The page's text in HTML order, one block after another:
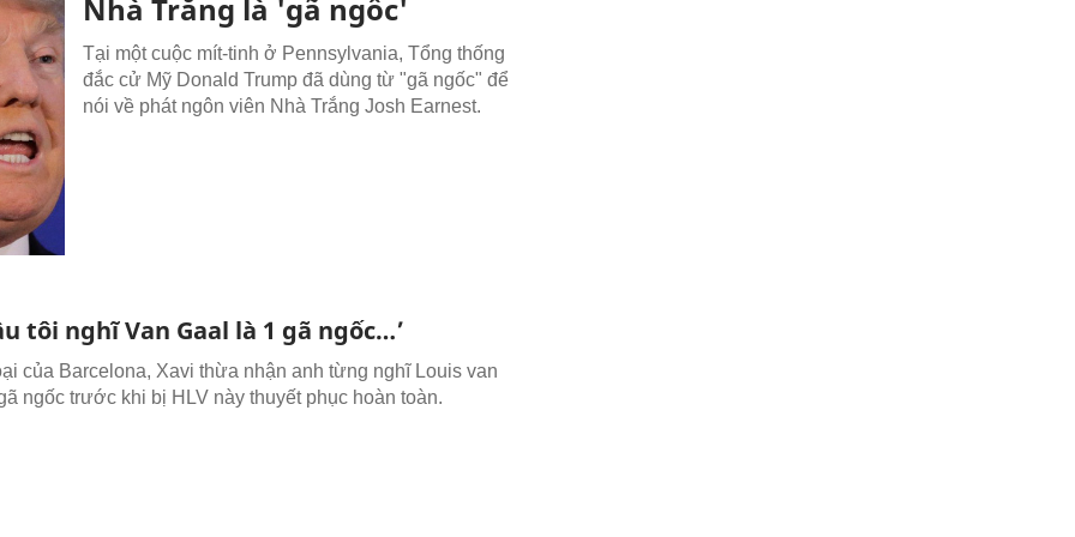
Nhà Trắng là 'gã ngốc'
Tại một cuộc mít-tinh ở Pennsylvania, Tổng thống
đắc cử Mỹ Donald Trump đã dùng từ "gã ngốc" để
nói về phát ngôn viên Nhà Trắng Josh Earnest.
tôi nghĩ Van Gaal là 1 gã ngốc…’
của Barcelona, Xavi thừa nhận anh từng nghĩ Louis van
ngốc trước khi bị HLV này thuyết phục hoàn toàn.